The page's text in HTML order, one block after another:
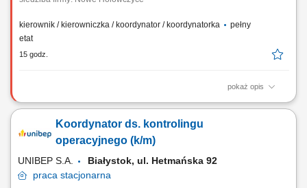
kierownik / kierowniczka / koordynator / koordynatorka
pełny
etat
15 godz.
pokaż opis
Miejsce pracy: budowy na terenie całego kraju Opis stanowiska
gazociągi wysokiego ciśnienia oraz stacje i tłocznie gazowe, Bieżący
nadzór nad pracami budowlanymi i dokumentacją kontraktową,
Koordynator ds. kontrolingu
operacyjnego (k/m)
UNIBEP S.A.
Białystok, ul. Hetmańska 92
praca stacjonarna